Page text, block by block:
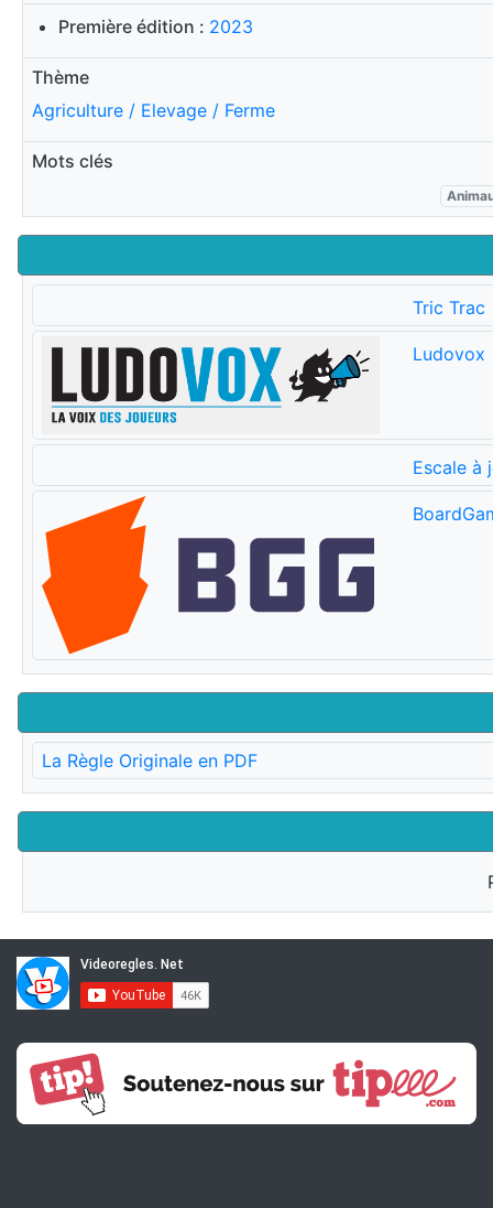
Première édition : 2023
Thème
Agriculture / Elevage / Ferme
Mots clés
Tric Trac
Ludovox
Escale à
La Règle Originale en PDF